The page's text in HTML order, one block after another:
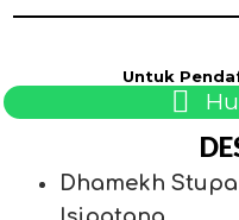
Untuk
Dhamekh